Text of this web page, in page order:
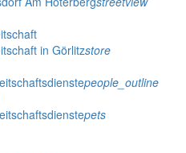
in Görlitzstore
people_outline
pets